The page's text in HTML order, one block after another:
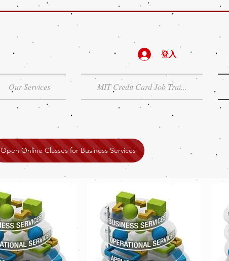
登入
Our Services MIT Credit Card Job Trai...
Open Online Classes for Business Services